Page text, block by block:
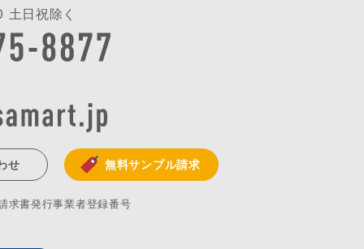
日祝除く
せ 無料サンプル請求
求書発行事業者登録番号